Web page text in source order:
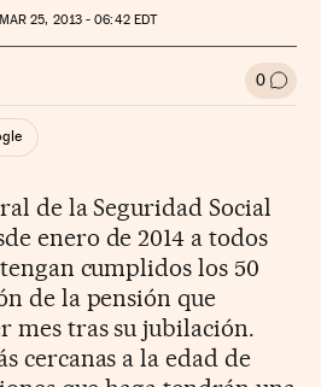
MAR 25, 2013 - 06:42EDT
Redes Sociales 0 Ir a
de la Seguridad Social
enero de 2014 a todos
cumplidos los 50
de la pensión que
mes tras su jubilación.
cercanas a la edad de